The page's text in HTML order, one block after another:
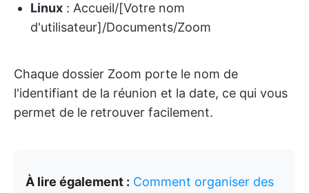
Linux : Accueil/[Votre nom
d'utilisateur]/Documents/Zoom
Chaque dossier Zoom porte le nom de
l'identifiant de la réunion et la date, ce qui vous
permet de le retrouver facilement.
À lire également : Comment organiser des